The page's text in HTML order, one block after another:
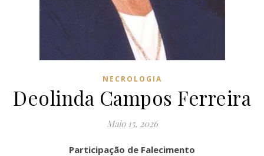
NECROLOGIA
Deolinda Campos Ferreira
Maio 15, 2026
Participação de Falecimento